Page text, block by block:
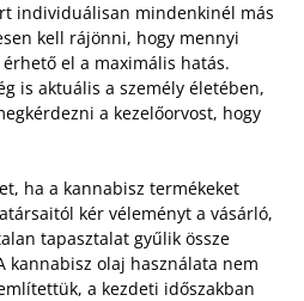
individuálisan mindenkinél más
kell rájönni, hogy mennyi
el a maximális hatás.
is aktuális a személy életében,
a kezelőorvost, hogy
ha a kannabisz termékeket
kér véleményt a vásárló,
tapasztalat gyűlik össze
kannabisz olaj használata nem
a kezdeti időszakban